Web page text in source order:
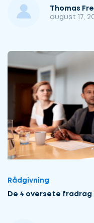
Thomas
august 17,
Rådgivning
De 4 oversete